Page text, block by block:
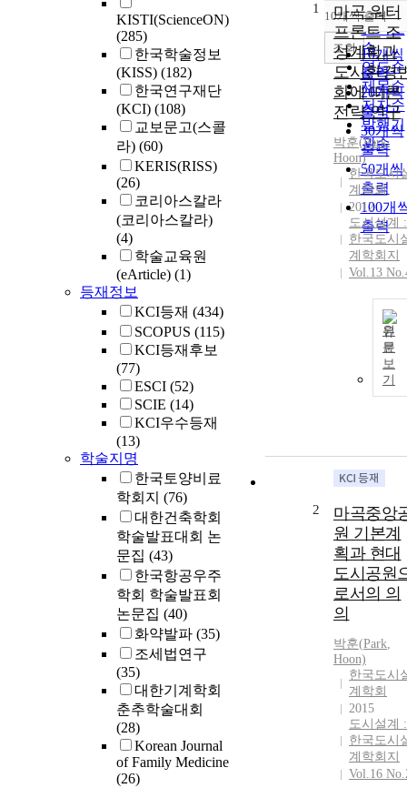
KISTI(ScienceON)
(285)
한국학술정보
(KISS) (182)
한국연구재단
(KCI) (108)
교보문고(스콜
라) (60)
KERIS(RISS)
(26)
코리아스칼라
(코리아스칼라)
(4)
학술교육원
(eArticle) (1)
등재정보
KCI등재 (434)
SCOPUS (115)
KCI등재후보
(77)
ESCI (52)
SCIE (14)
KCI우수등재
(13)
학술지명
한국토양비료
학회지 (76)
대한건축학회
학술발표대회 논
문집 (43)
한국항공우주
학회 학술발표회
논문집 (40)
화약발파 (35)
조세법연구
(35)
대한기계학회
춘추학술대회
(28)
Korean Journal
of Family Medicine
(26)
순
인기도
순
연도순
제목순
저자순
발행기
관순
내림차
10개씩 출력
10개씩
출력
20개씩
출력
30개씩
출력
50개씩
출력
100개
출력
조회
1
마곡 워터
프론트 조
성계획과
도시환경
화에 따른
전략 연구
박훈(Park,
Hoon)
한국도시
계학회
2012
도시설계 :
한국도시
계학회지
Vol.13
원
문
보
기
2
마곡중앙
원 기본계
획과 현대
도시공원
로서의 의
의
박훈(Park,
Hoon)
한국도시
계학회
2015
도시설계 :
한국도시
계학회지
Vol.16